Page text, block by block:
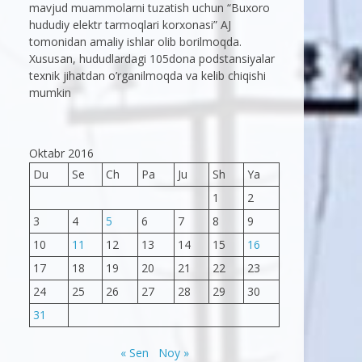
mavjud muammolarni tuzatish uchun “Buxoro
hududiy elektr tarmoqlari korxonasi” AJ
tomonidan amaliy ishlar olib borilmoqda.
Xususan, hududlardagi 105dona podstansiyalar
texnik jihatdan o’rganilmoqda va kelib chiqishi
mumkin
Oktabr 2016
Du
Se Ch Pa Ju Sh
Ya
1
2
3
4 5 6 7 8
9
10
11 12 13 14 15
16
17
18 19 20 21 22
23
24
25 26 27 28 29
30
31
« Sen Noy »